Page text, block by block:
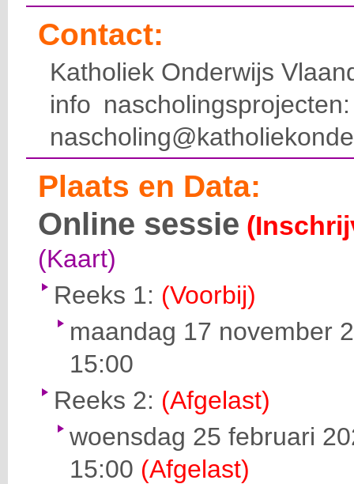
Contact:
Katholiek Onderwijs
info
Plaats en Data:
Online sessie
(Kaart)
Reeks 1: (Voorbij)
maandag 17 november
15:00
Reeks 2: (Afgelast)
woensdag 25 februari
15:00 (Afgelast)